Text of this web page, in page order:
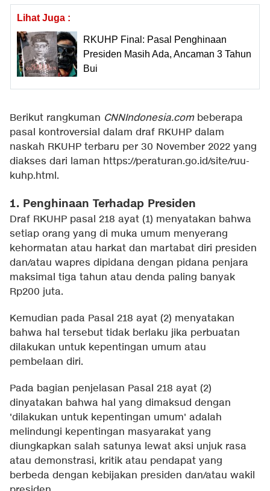
Lihat Juga :
RKUHP Final: Pasal Penghinaan
Presiden Masih Ada, Ancaman 3 Tahun
Bui
Berikut rangkuman CNNIndonesia.combeberapa
pasal kontroversial dalam draf RKUHP dalam
naskah RKUHP terbaru per 30 November 2022 yang
diakses dari laman https://peraturan.go.id/site/ruu-
kuhp.html.
1. Penghinaan Terhadap Presiden
Draf RKUHP pasal 218 ayat (1) menyatakan bahwa
setiap orang yang di muka umum menyerang
kehormatan atau harkat dan martabat diri presiden
dan/atau wapres dipidana dengan pidana penjara
maksimal tiga tahun atau denda paling banyak
Rp200 juta.
Kemudian pada Pasal 218 ayat (2) menyatakan
bahwa hal tersebut tidak berlaku jika perbuatan
dilakukan untuk kepentingan umum atau
pembelaan diri.
Pada bagian penjelasan Pasal 218 ayat (2)
dinyatakan bahwa hal yang dimaksud dengan
'dilakukan untuk kepentingan umum' adalah
melindungi kepentingan masyarakat yang
diungkapkan salah satunya lewat aksi unjuk rasa
atau demonstrasi, kritik atau pendapat yang
berbeda dengan kebijakan presiden dan/atau wakil